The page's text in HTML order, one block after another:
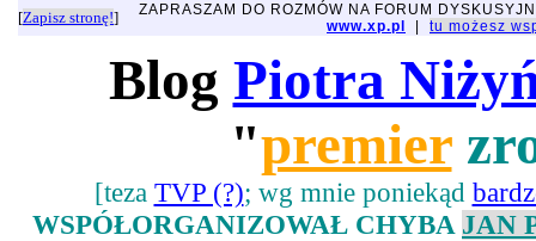
[Zapisz stronę!]
ZAPRASZAM DO ROZMÓW NA FORUM
www.xp.pl
tu możesz
Blog Piotra
"premier
[teza TVP (?); wg mnie poniekąd
WSPÓŁORGANIZOWAŁ CHYBA JAN